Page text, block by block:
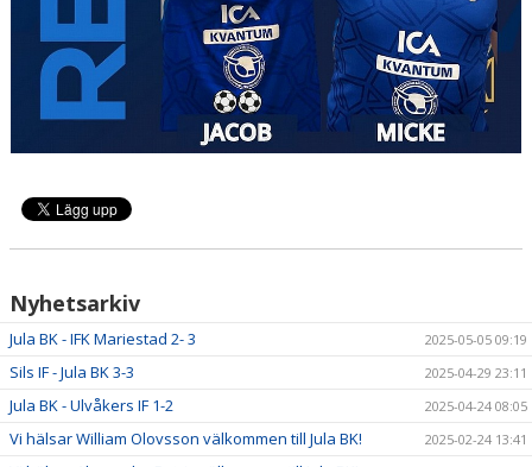
Nyhetsarkiv
Jula BK - IFK Mariestad 2- 3 2025-05-05 09:19
Sils IF - Jula BK 3-3 2025-04-29 23:11
Jula BK - Ulvåkers IF 1-2 2025-04-24 08:05
Vi hälsar William Olovsson välkommen till Jula BK! 2025-02-24 13:41